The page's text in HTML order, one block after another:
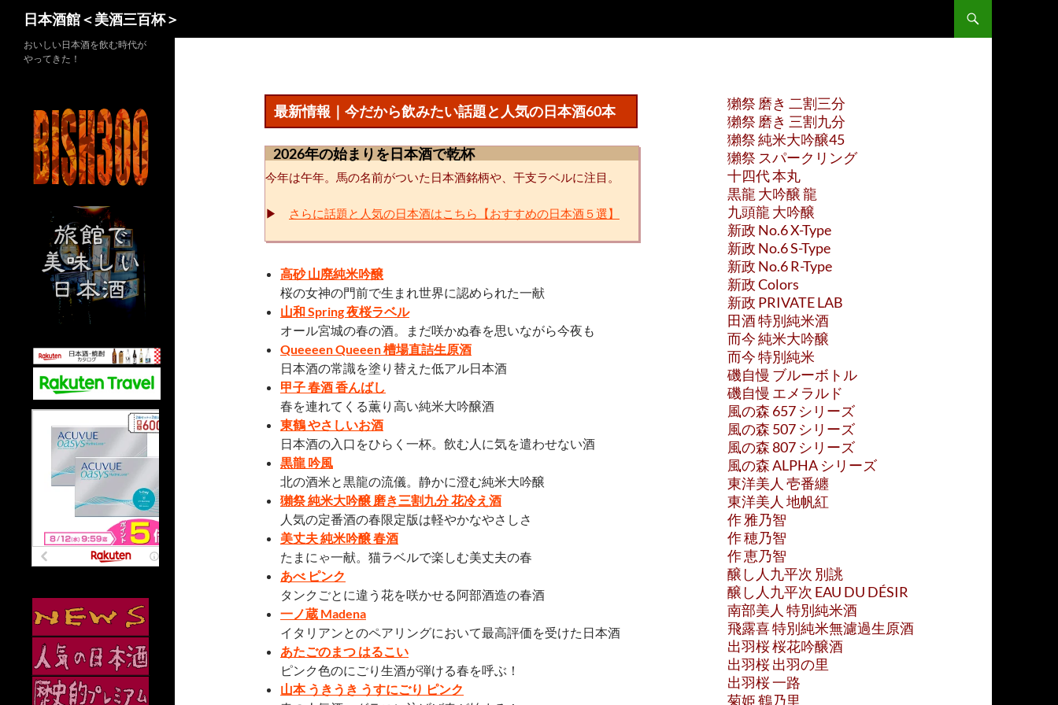
日本酒館＜美酒三百杯＞
最新情報｜今だから飲みたい話題と人気の日本酒60本
2026年の始まりを日本酒で乾杯
今年は午年。馬の名前がついた日本酒銘柄や、干支ラベルに注目。
▶ さらに話題と人気の日本酒はこちら【おすすめの日本酒５選】
高砂 山廃純米吟醸
桜の女神の門前で生まれ世界に認められた一献
山和 Spring 夜桜ラベル
オール宮城の春の酒。まだ咲かぬ春を思いながら今夜も
Queeeen Queeen 槽場直詰生原酒
日本酒の常識を塗り替えた低アル日本酒
甲子 春酒 香んばし
春を連れてくる薫り高い純米大吟醸酒
東鶴 やさしいお酒
日本酒の入口をひらく一杯。飲む人に気を遣わせない酒
黒龍 吟風
北の酒米と黒龍の流儀。静かに澄む純米大吟醸
獺祭 純米大吟醸 磨き三割九分 花冷え酒
人気の定番酒の春限定版は軽やかなやさしさ
美丈夫 純米吟醸 春酒
たまにゃ一献。猫ラベルで楽しむ美丈夫の春
あべ ピンク
タンクごとに違う花を咲かせる阿部酒造の春酒
一ノ蔵 Madena
イタリアンとのペアリングにおいて最高評価を受けた日本酒
あたごのまつ はるこい
ピンク色のにごり生酒が弾ける春を呼ぶ！
山本 うきうき うすにごり ピンク
獺祭 磨き 二割三分
獺祭 磨き 三割九分
獺祭 純米大吟醸45
獺祭 スパークリング
十四代 本丸
黒龍 大吟醸 龍
九頭龍 大吟醸
新政 No.6 X-Type
新政 No.6 S-Type
新政 No.6 R-Type
新政 Colors
新政 PRIVATE LAB
田酒 特別純米酒
而今 純米大吟醸
而今 特別純米
磯自慢 ブルーボトル
磯自慢 エメラルド
風の森 657 シリーズ
風の森 507 シリーズ
風の森 807 シリーズ
風の森 ALPHA シリーズ
東洋美人 壱番纏
東洋美人 地帆紅
作 雅乃智
作 穂乃智
作 恵乃智
醸し人九平次 別誂
醸し人九平次 EAU DU DÉSIR
南部美人 特別純米酒
飛露喜 特別純米無濾過生原酒
出羽桜 桜花吟醸酒
出羽桜 出羽の里
出羽桜 一路
菊姫 鶴乃里
おいしい日本酒を飲む時代が
やってきた！